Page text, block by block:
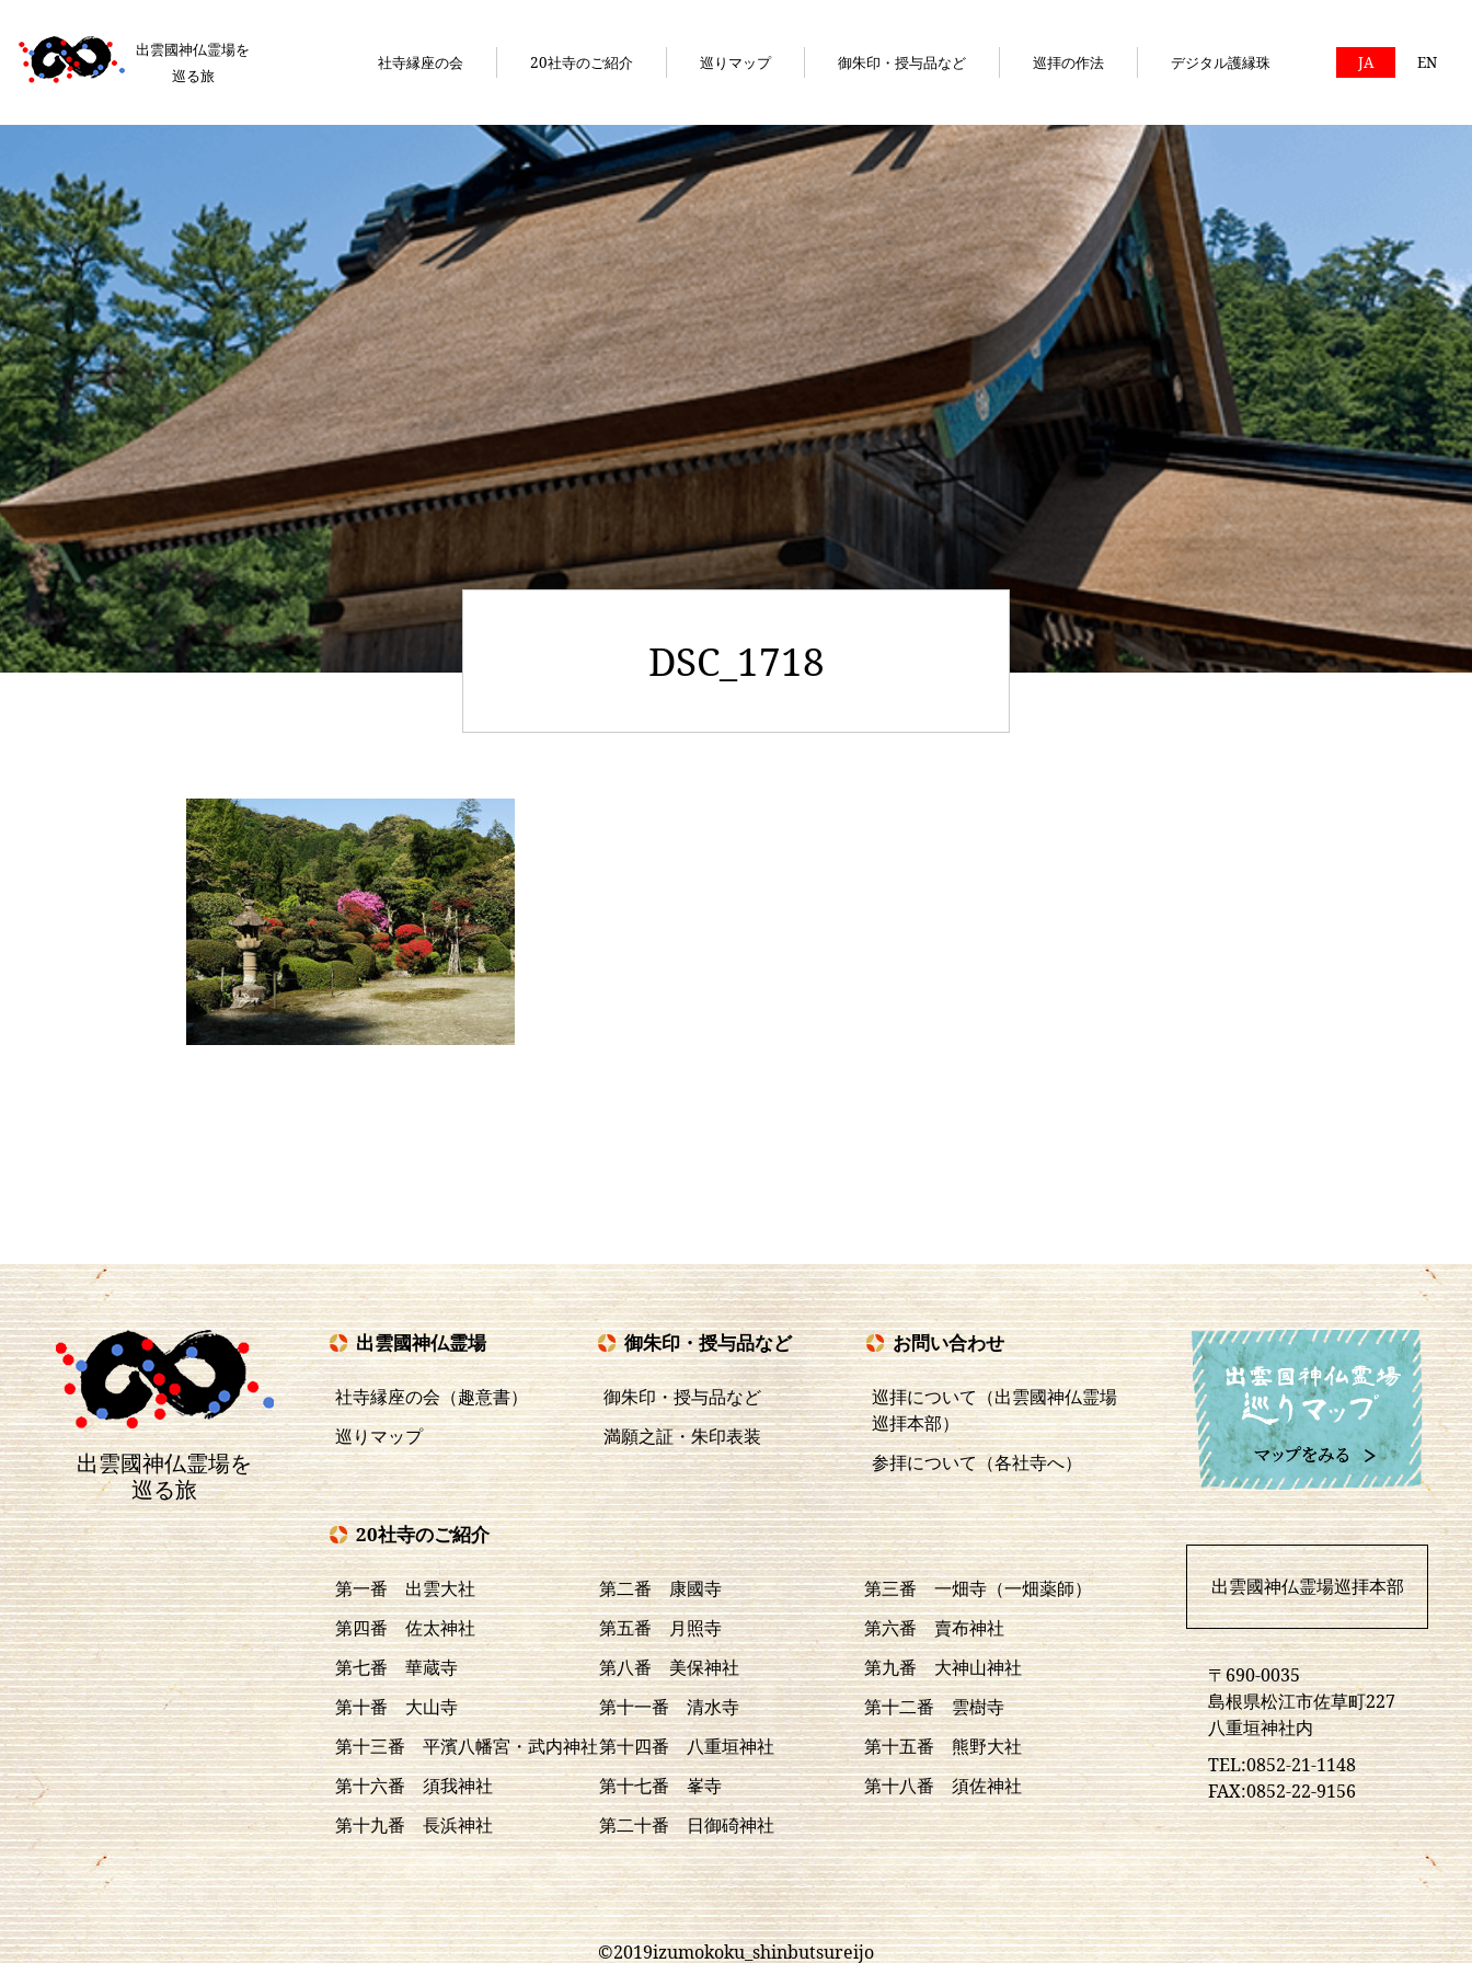
出雲國神仏霊場を
巡る旅
社寺縁座の会 20社寺のご紹介 巡りマップ 御朱印・授与品など 巡拝の作法 デジタル護縁珠 JA EN
DSC_1718
出雲國神仏霊場を
巡る旅
出雲國神仏霊場
社寺縁座の会（趣意書）
巡りマップ
御朱印・授与品など
御朱印・授与品など
満願之証・朱印表装
お問い合わせ
巡拝について（出雲國神仏霊場
巡拝本部）
参拝について（各社寺へ）
20社寺のご紹介
第一番 出雲大社 第二番 康國寺
第三番 一畑寺（一畑薬師）
第四番 佐太神社
第五番 月照寺
第六番 賣布神社
第七番 華蔵寺
第八番 美保神社
第九番 大神山神社
第十番 大山寺
第十一番 清水寺
第十二番 雲樹寺
第十三番 平濱八幡宮・武内神社第十四番 八重垣神社
第十五番 熊野大社
第十六番 須我神社
第十七番 峯寺
第十八番 須佐神社
第十九番 長浜神社
第二十番 日御碕神社
出雲國神仏霊場巡拝本部
〒690-0035
島根県松江市佐草町227
八重垣神社内
TEL:0852-21-1148
FAX:0852-22-9156
©2019izumokoku_shinbutsureijo